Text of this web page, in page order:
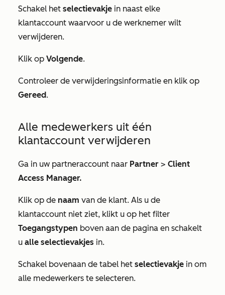
Schakel het selectievakje in naast elke
klantaccount waarvoor u de werknemer wilt
verwijderen.
Klik op Volgende.
Controleer de verwijderingsinformatie en klik op
Gereed.
Alle medewerkers uit één
klantaccount verwijderen
Ga in uw partneraccount naar Partner > Client
Access Manager.
Klik op de naam van de klant. Als u de
klantaccount niet ziet, klikt u op het filter
Toegangstypen boven aan de pagina en schakelt
u alle selectievakjes in.
Schakel bovenaan de tabel het selectievakje in om
alle medewerkers te selecteren.